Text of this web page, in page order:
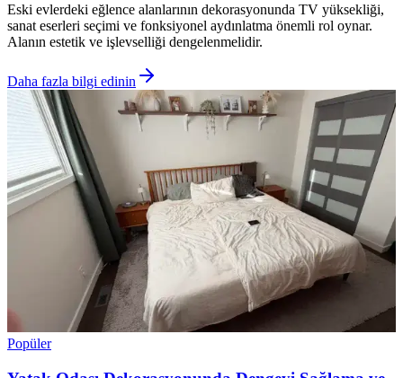
Eski evlerdeki eğlence alanlarının dekorasyonunda TV yüksekliği,
sanat eserleri seçimi ve fonksiyonel aydınlatma önemli rol oynar.
Alanın estetik ve işlevselliği dengelenmelidir.
Daha fazla bilgi edinin
Popüler